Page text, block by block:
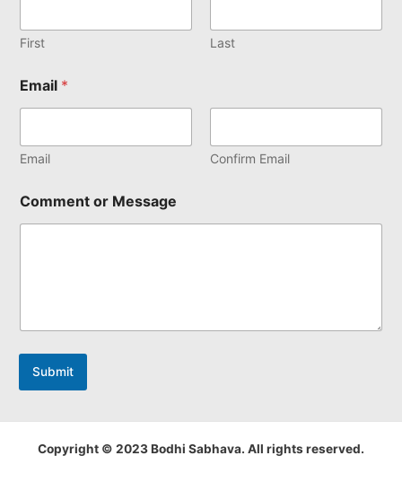
First Last
Email *
Email Confirm Email
Comment or Message
Submit
Copyright © 2023 Bodhi Sabhava. All rights reserved.